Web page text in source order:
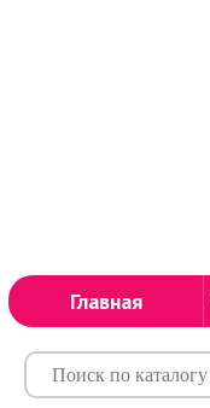
Главная